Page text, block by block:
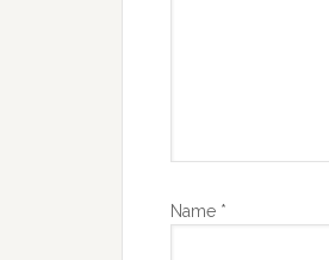
Name *